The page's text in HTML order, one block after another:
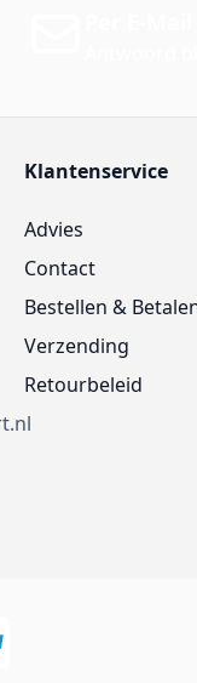
Klantenservice
Advies
Contact
Bestellen &
Verzending
Retourbeleid